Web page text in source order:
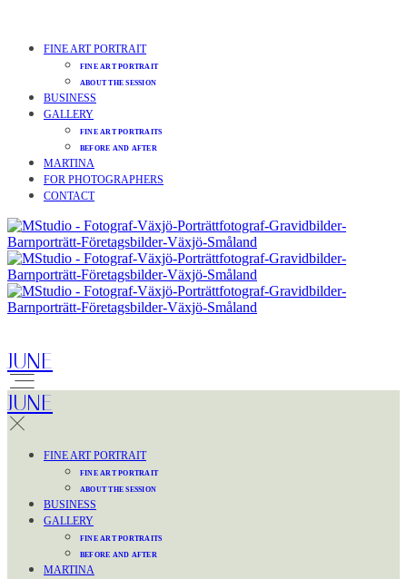
FINE ART PORTRAIT
FINE ART PORTRAIT
ABOUT THE SESSION
BUSINESS
GALLERY
FINE ART PORTRAITS
BEFORE AND AFTER
MARTINA
FOR PHOTOGRAPHERS
CONTACT
JUNE
JUNE
FINE ART PORTRAIT
FINE ART PORTRAIT
ABOUT THE SESSION
BUSINESS
GALLERY
FINE ART PORTRAITS
BEFORE AND AFTER
MARTINA